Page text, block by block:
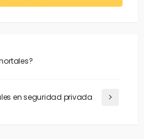
en seguridad privada